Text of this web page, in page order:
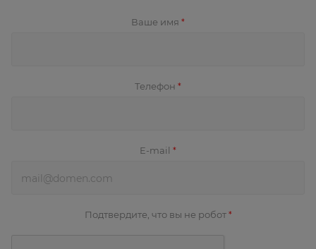
Ваше имя *
Телефон *
E-mail *
Подтвердите, что вы не робот *